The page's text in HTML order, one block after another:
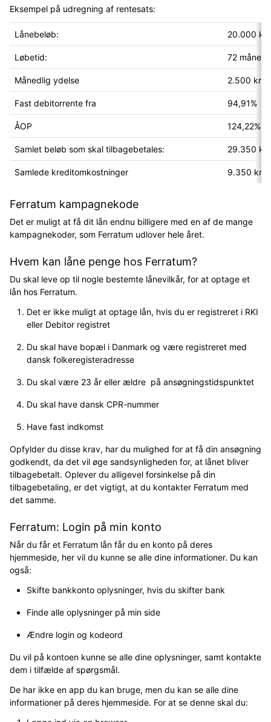
Eksempel på udregning af rentesats:
Lånebeløb: 20.000
Løbetid: 72
Månedlig ydelse 2.500
Fast debitorrente fra 94,91%
ÅOP 124,22%
Samlet beløb som skal tilbagebetales: 29.350
Samlede kreditomkostninger 9.350
Ferratum kampagnekode
Det er muligt at få dit lån endnu billigere med en af de mange
kampagnekoder, som Ferratum udlover hele året.
Hvem kan låne penge hos Ferratum?
Du skal leve op til nogle bestemte lånevilkår, for at optage et
lån hos Ferratum.
Det er ikke muligt at optage lån, hvis du er registreret i RKI
eller Debitor registret
Du skal have bopæl i Danmark og være registreret med
dansk folkeregisteradresse
Du skal være 23 år eller ældre på ansøgningstidspunktet
Du skal have dansk CPR-nummer
Have fast indkomst
Opfylder du disse krav, har du mulighed for at få din ansøgning
godkendt, da det vil øge sandsynligheden for, at lånet bliver
tilbagebetalt. Oplever du alligevel forsinkelse på din
tilbagebetaling, er det vigtigt, at du kontakter Ferratum med
det samme.
Ferratum: Login på min konto
Når du får et Ferratum lån får du en konto på deres
hjemmeside, her vil du kunne se alle dine informationer. Du kan
også:
Skifte bankkonto oplysninger, hvis du skifter bank
Finde alle oplysninger på min side
Ændre login og kodeord
Du vil på kontoen kunne se alle dine oplysninger, samt kontakte
dem i tilfælde af spørgsmål.
De har ikke en app du kan bruge, men du kan se alle dine
informationer på deres hjemmeside. For at se denne skal du: